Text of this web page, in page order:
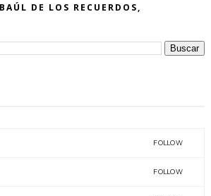
DE LOS RECUERDOS,
FOLLOW
FOLLOW